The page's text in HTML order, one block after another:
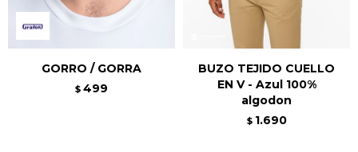
GORRO / GORRA
$ 499
BUZO TEJIDO CUELLO
EN V - Azul 100%
algodon
$ 1.690